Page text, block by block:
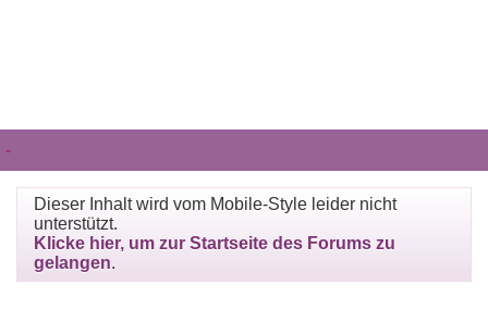
-
Dieser Inhalt wird vom Mobile-Style leider nicht
unterstützt.
Klicke hier, um zur Startseite des Forums zu
gelangen.